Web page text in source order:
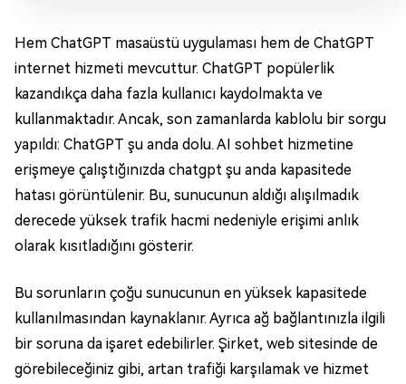
Hem ChatGPT masaüstü uygulaması hem de ChatGPT
internet hizmeti mevcuttur. ChatGPT popülerlik
kazandıkça daha fazla kullanıcı kaydolmakta ve
kullanmaktadır. Ancak, son zamanlarda kablolu bir sorgu
yapıldı: ChatGPT şu anda dolu. AI sohbet hizmetine
erişmeye çalıştığınızda chatgpt şu anda kapasitede
hatası görüntülenir. Bu, sunucunun aldığı alışılmadık
derecede yüksek trafik hacmi nedeniyle erişimi anlık
olarak kısıtladığını gösterir.
Bu sorunların çoğu sunucunun en yüksek kapasitede
kullanılmasından kaynaklanır. Ayrıca ağ bağlantınızla ilgili
bir soruna da işaret edebilirler. Şirket, web sitesinde de
görebileceğiniz gibi, artan trafiği karşılamak ve hizmet